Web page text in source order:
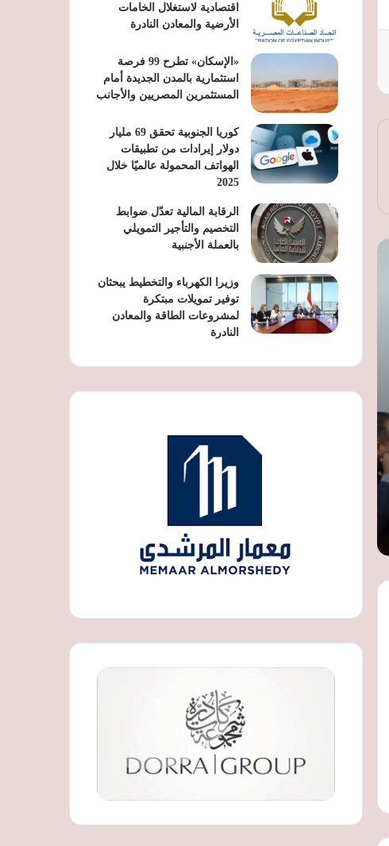
اقتصادية لاستغلال الخامات
الأرضية والمعادن النادرة
«الإسكان» تطرح 99 فرصة
استثمارية بالمدن الجديدة أمام
المستثمرين المصريين والأجانب
كوريا الجنوبية تحقق 69 مليار
دولار إيرادات من تطبيقات
الهواتف المحمولة عالميًا خلال
2025
الرقابة المالية تعدّل ضوابط
التخصيم والتأجير التمويلي
بالعملة الأجنبية
وزيرا الكهرباء والتخطيط يبحثان
توفير تمويلات مبتكرة
لمشروعات الطاقة والمعادن
النادرة